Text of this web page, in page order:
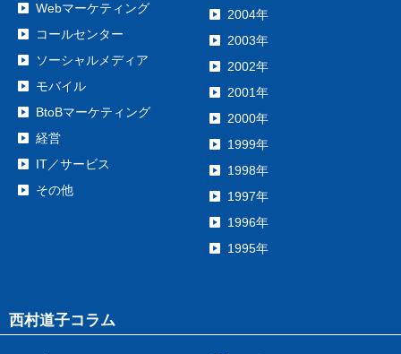
Webマーケティング
コールセンター
ソーシャルメディア
モバイル
BtoBマーケティング
経営
IT／サービス
その他
2004年
2003年
2002年
2001年
2000年
1999年
1998年
1997年
1996年
1995年
西村道子コラム